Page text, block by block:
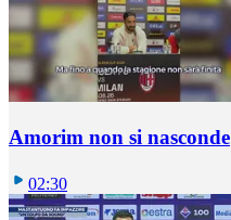
Amorim non si nasconde
02:30